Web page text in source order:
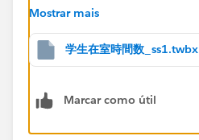
Mostrar mais
学生在室時間数_ss1.twbx
Marcar como útil